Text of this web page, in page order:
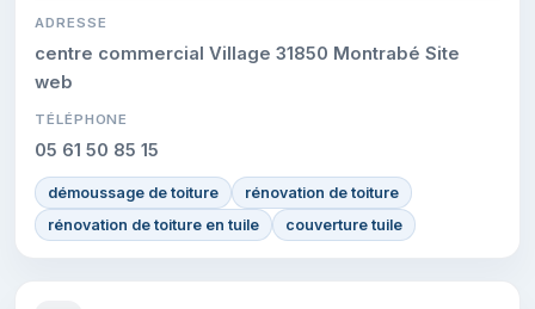
ADRESSE
centre commercial Village 31850 Montrabé Site
web
TÉLÉPHONE
05 61 50 85 15
démoussage de toiture
rénovation de toiture
rénovation de toiture en tuile
couverture tuile